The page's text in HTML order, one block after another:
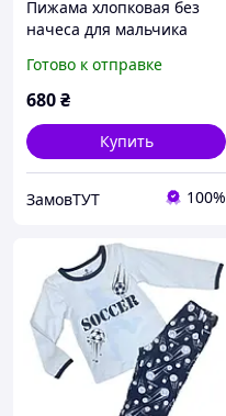
Пижама хлопковая без
начеса для мальчика
(1-2 года), рост 86-92 см
синий
Готово к отправке
680₴
Купить
ЗамовТУТ 100%